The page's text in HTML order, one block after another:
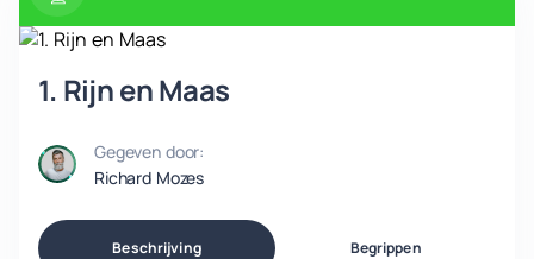
1. Rijn en Maas
Gegeven door:
Richard Mozes
Beschrijving Begrippen